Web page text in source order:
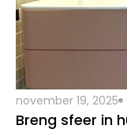
november 19, 2025
Breng sfeer in
retro look
Hou je van een
naar vroeger? Dan
misschien…